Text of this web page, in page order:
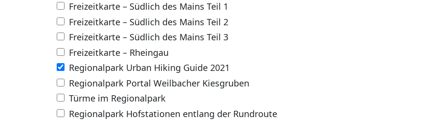
Freizeitkarte – Südlich des Mains Teil 1
Freizeitkarte – Südlich des Mains Teil 2
Freizeitkarte – Südlich des Mains Teil 3
Freizeitkarte – Rheingau
Regionalpark Urban Hiking Guide 2021
Regionalpark Portal Weilbacher Kiesgruben
Türme im Regionalpark
Regionalpark Hofstationen entlang der Rundroute